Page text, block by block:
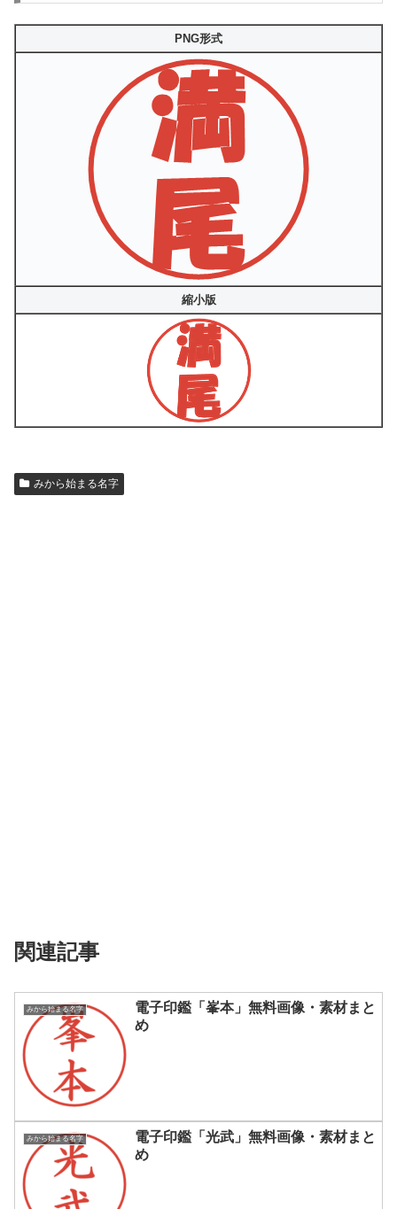
PNG形式
縮小版
みから始まる名字
関連記事
みから始まる名字
電子印鑑「峯本」無料画像・素材まと
め
みから始まる名字
電子印鑑「光武」無料画像・素材まと
め